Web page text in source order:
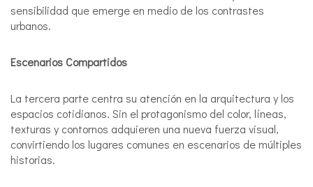
sensibilidad que emerge en medio de los contrastes
urbanos.
Escenarios Compartidos
La tercera parte centra su atención en la arquitectura y los
espacios cotidianos. Sin el protagonismo del color, líneas,
texturas y contornos adquieren una nueva fuerza visual,
convirtiendo los lugares comunes en escenarios de múltiples
historias.